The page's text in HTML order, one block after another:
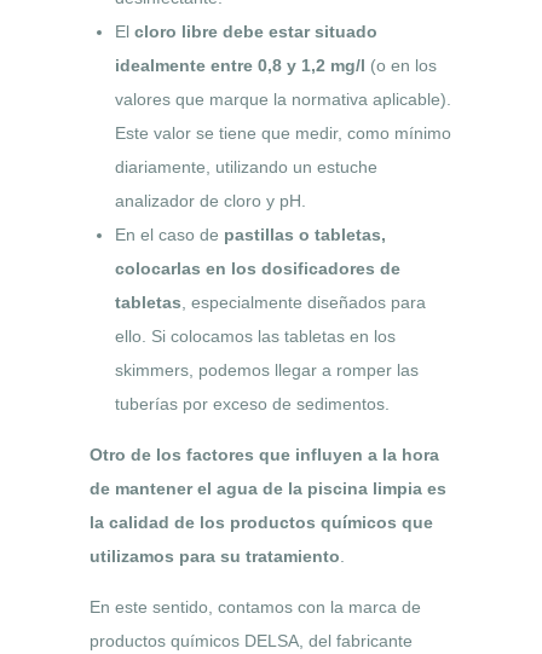
El cloro libre debe estar situado
idealmente entre 0,8 y 1,2 mg/l (o en los
valores que marque la normativa aplicable).
Este valor se tiene que medir, como mínimo
diariamente, utilizando un estuche
analizador de cloro y pH.
En el caso de pastillas o tabletas,
colocarlas en los dosificadores de
tabletas , especialmente diseñados para
ello. Si colocamos las tabletas en los
skimmers, podemos llegar a romper las
tuberías por exceso de sedimentos.
Otro de los factores que influyen a la hora
de mantener el agua de la piscina limpia es
la calidad de los productos químicos que
utilizamos para su tratamiento
En este sentido, contamos con la marca de
productos químicos DELSA, del fabricante